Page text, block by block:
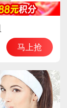
马上抢